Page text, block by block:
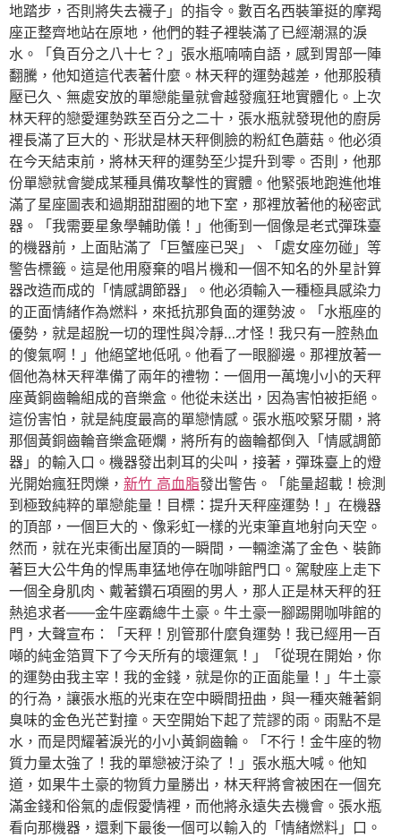
地踏步，否則將失去襪子」的指令。數百名西裝筆挺的摩羯
座正整齊地站在原地，他們的鞋子裡裝滿了已經潮濕的淚
水。「負百分之八十七？」張水瓶喃喃自語，感到胃部一陣
翻騰，他知道這代表著什麼。林天秤的運勢越差，他那股積
壓已久、無處安放的單戀能量就會越發瘋狂地實體化。上次
林天秤的戀愛運勢跌至百分之二十，張水瓶就發現他的廚房
裡長滿了巨大的、形狀是林天秤側臉的粉紅色蘑菇。他必須
在今天結束前，將林天秤的運勢至少提升到零。否則，他那
份單戀就會變成某種具備攻擊性的實體。他緊張地跑進他堆
滿了星座圖表和過期甜甜圈的地下室，那裡放著他的秘密武
器。「我需要星象學輔助儀！」他衝到一個像是老式彈珠臺
的機器前，上面貼滿了「巨蟹座已哭」、「處女座勿碰」等
警告標籤。這是他用廢棄的唱片機和一個不知名的外星計算
器改造而成的「情感調節器」。他必須輸入一種極具感染力
的正面情緒作為燃料，來抵抗那負面的運勢波。「水瓶座的
優勢，就是超脫一切的理性與冷靜…才怪！我只有一腔熱血
的傻氣啊！」他絕望地低吼。他看了一眼腳邊。那裡放著一
個他為林天秤準備了兩年的禮物：一個用一萬塊小小的天秤
座黃銅齒輪組成的音樂盒。他從未送出，因為害怕被拒絕。
這份害怕，就是純度最高的單戀情感。張水瓶咬緊牙關，將
那個黃銅齒輪音樂盒砸爛，將所有的齒輪都倒入「情感調節
器」的輸入口。機器發出刺耳的尖叫，接著，彈珠臺上的燈
光開始瘋狂閃爍， 新竹 高血脂發出警告。「能量超載！檢測
到極致純粹的單戀能量！目標：提升天秤座運勢！」在機器
的頂部，一個巨大的、像彩虹一樣的光束筆直地射向天空。
然而，就在光束衝出屋頂的一瞬間，一輛塗滿了金色、裝飾
著巨大公牛角的悍馬車猛地停在咖啡館門口。駕駛座上走下
一個全身肌肉、戴著鑽石項圈的男人，那人正是林天秤的狂
熱追求者——金牛座霸總牛土豪。牛土豪一腳踢開咖啡館的
門，大聲宣布：「天秤！別管那什麼負運勢！我已經用一百
噸的純金箔買下了今天所有的壞運氣！」「從現在開始，你
的運勢由我主宰！我的金錢，就是你的正面能量！」牛土豪
的行為，讓張水瓶的光束在空中瞬間扭曲，與一種夾雜著銅
臭味的金色光芒對撞。天空開始下起了荒謬的雨。雨點不是
水，而是閃耀著淚光的小小黃銅齒輪。「不行！金牛座的物
質力量太強了！我的單戀被汙染了！」張水瓶大喊。他知
道，如果牛土豪的物質力量勝出，林天秤將會被困在一個充
滿金錢和俗氣的虛假愛情裡，而他將永遠失去機會。張水瓶
看向那機器，還剩下最後一個可以輸入的「情緒燃料」口。